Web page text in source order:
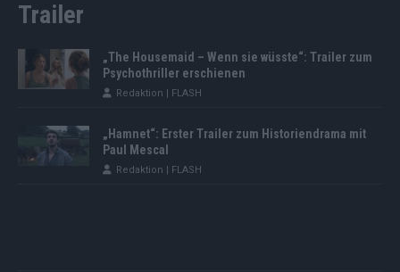
Trailer
„The Housemaid – Wenn sie wüsste“: Trailer zum
Psychothriller erschienen
Redaktion | FLASH
„Hamnet“: Erster Trailer zum Historiendrama mit
Paul Mescal
Redaktion | FLASH